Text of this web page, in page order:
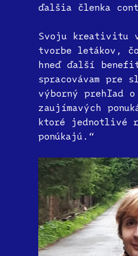
ďalšia členka
Svoju kreativitu
tvorbe letákov,
hneď ďalší
spracovávam pre
výborný prehľad o
zaujímavých
ktoré jednotlivé
ponúkajú.“